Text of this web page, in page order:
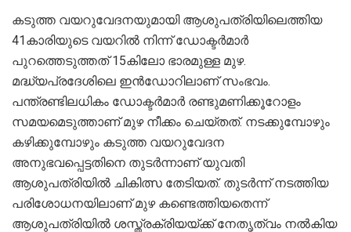
കടുത്ത വയറുവേദനയുമായി ആശുപത്രിയിലെത്തിയ
41കാരിയുടെ വയറില്‍ നിന്ന് ഡോക്ടര്‍മാര്‍
പുറത്തെടുത്തത് 15കിലോ ഭാരമുള്ള മുഴ.
മദ്ധ്യപ്രദേശിലെ ഇന്‍ഡോറിലാണ് സംഭവം.
പന്ത്രണ്ടിലധികം ഡോക്ടര്‍മാര്‍ രണ്ടുമണിക്കൂറോളം
സമയമെടുത്താണ് മുഴ നീക്കം ചെയ്തത്. നടക്കുമ്പോഴും
കഴിക്കുമ്പോഴും കടുത്ത വയറുവേദന
അനുഭവപ്പെട്ടതിനെ തുടര്‍ന്നാണ് യുവതി
ആശുപത്രിയില്‍ ചികിത്സ തേടിയത്. തുടര്‍ന്ന് നടത്തിയ
പരിശോധനയിലാണ് മുഴ കണ്ടെത്തിയതെന്ന്
ആശുപത്രിയില്‍ ശസ്ത്രക്രിയയ്ക്ക് നേതൃത്വം നല്‍കിയ